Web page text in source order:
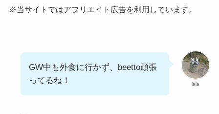
※当サイトではアフリエイト広告を利用しています。
lala
GW中も外食に行かず、beetto頑張
ってるね！